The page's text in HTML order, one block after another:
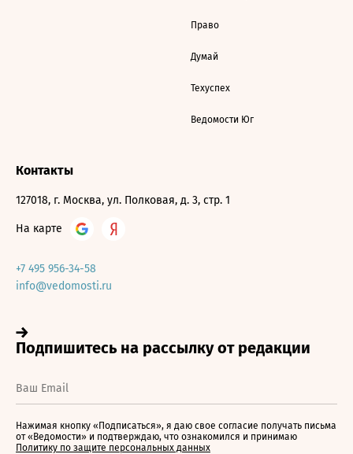
Право
Думай
Техуспех
Ведомости Юг
Контакты
127018, г. Москва, ул. Полковая, д. 3, стр. 1
На карте
+7 495 956-34-58
info@vedomosti.ru
Нажимая кнопку «Подписаться», я даю свое согласие получать письма
от «Ведомости» и подтверждаю, что ознакомился и принимаю
Политику по защите персональных данных